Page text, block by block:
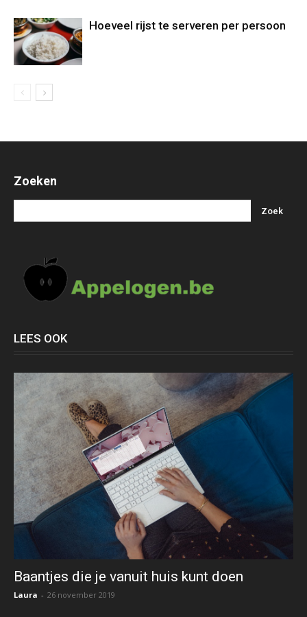
Hoeveel rijst te serveren per persoon
Zoeken
LEES OOK
Baantjes die je vanuit huis kunt doen
Laura - 26 november 2019